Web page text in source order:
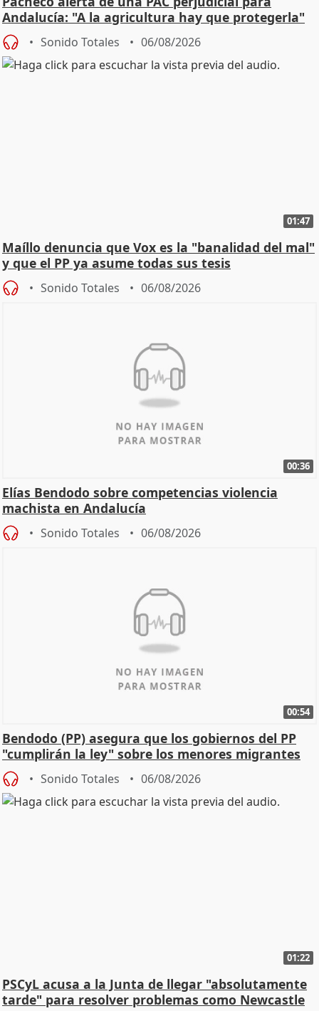
Andalucía: "A la agricultura hay que protegerla"
Sonido Totales 06/08/2026
01:47
Maíllo denuncia que Vox es la "banalidad del mal"
y que el PP ya asume todas sus tesis
Sonido Totales 06/08/2026
00:36
Elías Bendodo sobre competencias violencia
machista en Andalucía
Sonido Totales 06/08/2026
00:54
Bendodo (PP) asegura que los gobiernos del PP
"cumplirán la ley" sobre los menores migrantes
Sonido Totales 06/08/2026
01:22
PSCyL acusa a la Junta de llegar "absolutamente
tarde" para resolver problemas como Newcastle